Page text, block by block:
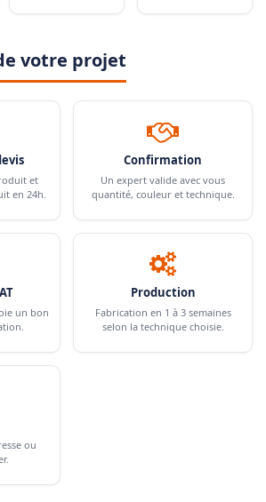
votre projet
et
en 24h.
Confirmation
Un expert valide avec vous
quantité, couleur et technique.
un bon
Production
Fabrication en 1 à 3 semaines
selon la technique choisie.
ou